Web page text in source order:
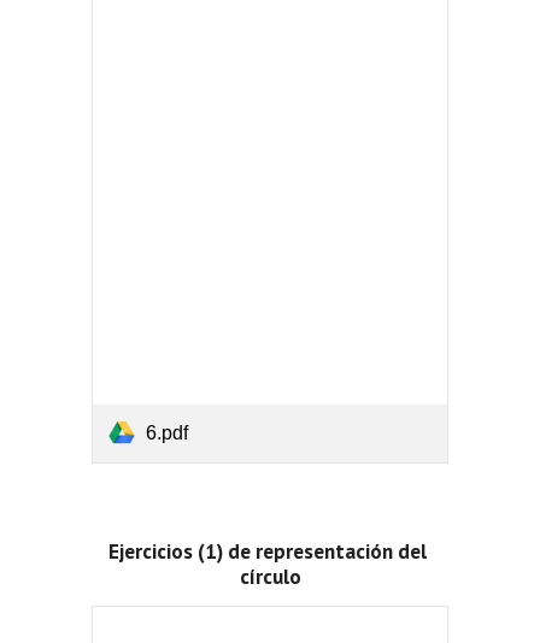
6.pdf
Ejercicios (1) de representación del
círculo